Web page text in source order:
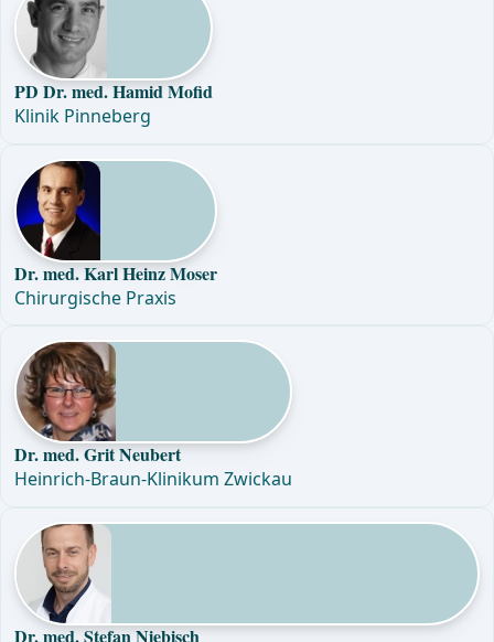
PD Dr. med. Hamid Mofid
Klinik Pinneberg
Dr. med. Karl Heinz Moser
Chirurgische Praxis
Dr. med. Grit Neubert
Heinrich-Braun-Klinikum Zwickau
Dr. med. Stefan Niebisch